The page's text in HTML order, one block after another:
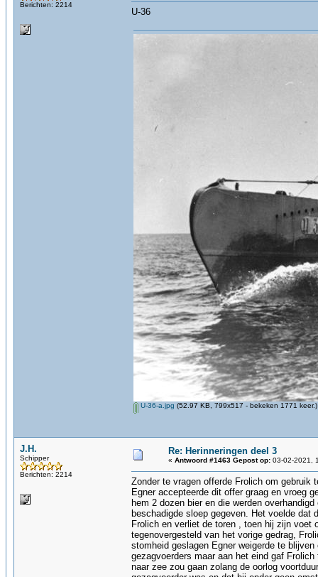
Berichten: 2214
U-36
U-36-a.jpg (52.97 KB, 799x517 - bekeken 1771 keer.)
J.H.
Schipper
Berichten: 2214
Re: Herinneringen deel 3
« Antwoord #1463 Gepost op: 03-02-2021,
Zonder te vragen offerde Frolich om
Egner accepteerde dit offer graag en vroeg
hem 2 dozen bier en die werden
beschadigde sloep gegeven. Het voelde
Frolich en verliet de toren , toen hij zijn voet
tegenovergesteld van het vorige gedrag,
stomheid geslagen Egner weigerde te
gezagvoerders maar aan het eind gaf
naar zee zou gaan zolang de oorlog